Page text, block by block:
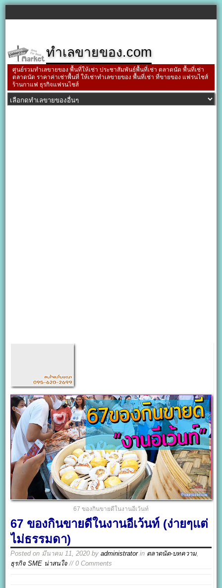
ทำเลขายของ.com
ศูนย์รวมทำเลขายของ พื้นที่ให้เช่า ประชาสัมพันธ์พื้นที่เช่า ตลาดนัด พื้นที่เช่า
ตลาดนัด ราคาค่าเช่าพื้นที่ ให้เช่าทำเลขายของ พื้นที่เช่า ที่ขายของ แฟรนไชส์
ร้านกาแฟ ธุรกิจแฟรนไชส์
67 ของกินขายดีในงานอีเว้นท์
67 ของกินขายดีในงานอีเว้นท์ (ง่ายๆแต่
ไม่ธรรมดา)
Posted on มีนาคม 11, 2020 byadministratorin ตลาดนัด-บทความ,
ธุรกิจ SME น่าสนใจ // 0 Comments